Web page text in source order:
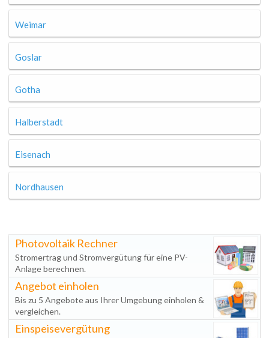
Weimar
Goslar
Gotha
Halberstadt
Eisenach
Nordhausen
Photovoltaik Rechner
Stromertrag und Stromvergütung für eine PV-
Anlage berechnen.
Angebot einholen
Bis zu 5 Angebote aus Ihrer Umgebung einholen &
vergleichen.
Einspeisevergütung